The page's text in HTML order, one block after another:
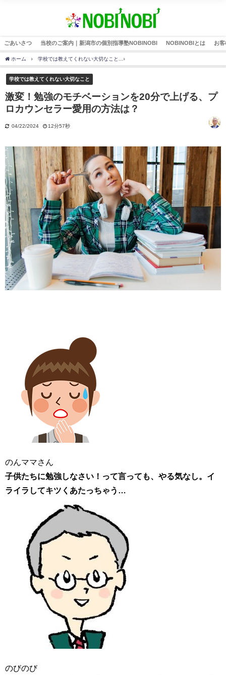
ごあいさつ 当校のご案内｜新潟市の個別指導塾NOBINOBI NOBINOBIとは お
ホーム 学校では教えてくれない大切なこと
学校では教えてくれない大切なこと
激変！勉強のモチベーションを20分で上げる、プ
ロカウンセラー愛用の方法は？
04/22/2024 12分57秒
のんママさん
子供たちに勉強しなさい！って言っても、やる気なし。イ
ライラしてキツくあたっちゃう…
のびのび